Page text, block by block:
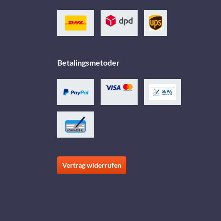
Betalingsmetoder
Vertrag widerrufen